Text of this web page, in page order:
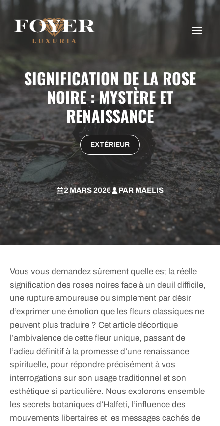
Aller
contenu
SIGNIFICATION DE LA ROSE
NOIRE : MYSTÈRE ET
RENAISSANCE
EXTÉRIEUR
2 MARS 2026 PARMAELIS
Vous vous demandez sûrement quelle est la réelle
signification des roses noires face à un deuil difficile,
une rupture amoureuse ou simplement par désir
d’exprimer une émotion que les fleurs classiques ne
peuvent plus traduire ? Cet article décortique
l’ambivalence de cette fleur unique, passant de
l’adieu définitif à la promesse d’une renaissance
spirituelle, pour répondre précisément à vos
interrogations sur son usage traditionnel et son
esthétique si particulière. Nous explorons ensemble
les secrets botaniques d’Halfeti, l’influence des
mouvements libertaires et les messages cachés de